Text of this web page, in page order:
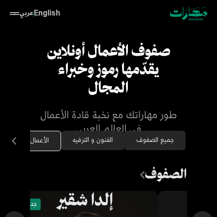
English عربي
صفوف الأعمال أونلاين
يقدّمها رموز وخبراء
المجال
طور مهاراتك مع نخبة قادة الأعمال
في العالم العربي
جميع الصفوف الفنون و الترفيه الأعمال
الصفوف
جديد إلدا شقير